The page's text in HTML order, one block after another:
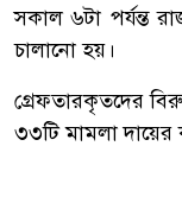
সকাল ৬টা পর্যন্ত
চালানো হয়।
গ্রেফতারকৃতদের
৩৩টি মামলা দায়ের